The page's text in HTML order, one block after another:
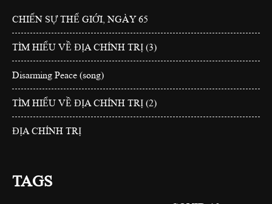
CHIẾN SỰ THẾ GIỚI, NGÀY 65
TÌM HIỂU VỀ ĐỊA CHÍNH TRỊ (3)
Disarming Peace (song)
TÌM HIỂU VỀ ĐỊA CHÍNH TRỊ (2)
ĐỊA CHÍNH TRỊ
TAGS